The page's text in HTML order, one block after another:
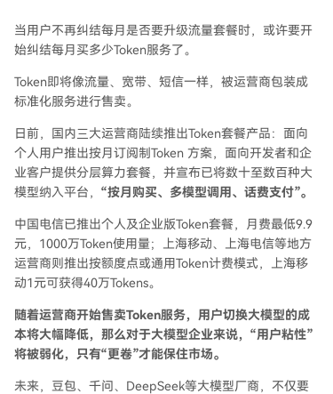
正在形成。
当用户不再纠结每月是否要升级流量套餐时，或许要开
始纠结每月买多少Token服务了。
Token即将像流量、宽带、短信一样，被运营商包装成
标准化服务进行售卖。
日前，国内三大运营商陆续推出Token套餐产品：面向
个人用户推出按月订阅制Token 方案，面向开发者和企
业客户提供分层算力套餐，并宣布已将数十至数百种大
模型纳入平台， “按月购买、多模型调用、话费支付”。
中国电信已推出个人及企业版Token套餐，月费最低9.9
元，1000万Token使用量；上海移动、上海电信等地方
运营商则推出按额度点或通用Token计费模式，上海移
动1元可获得40万Tokens。
随着运营商开始售卖Token服务，用户切换大模型的成
本将大幅降低，那么对于大模型企业来说， “用户粘性”
将被弱化，只有“更卷”才能保住市场。
未来，豆包、千问、DeepSeek等大模型厂商，不仅要